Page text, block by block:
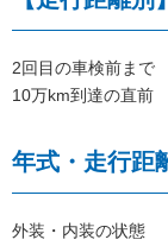
2回目の車検前まで
10万km到達の直前
年式・走行距
外装・内装の状態